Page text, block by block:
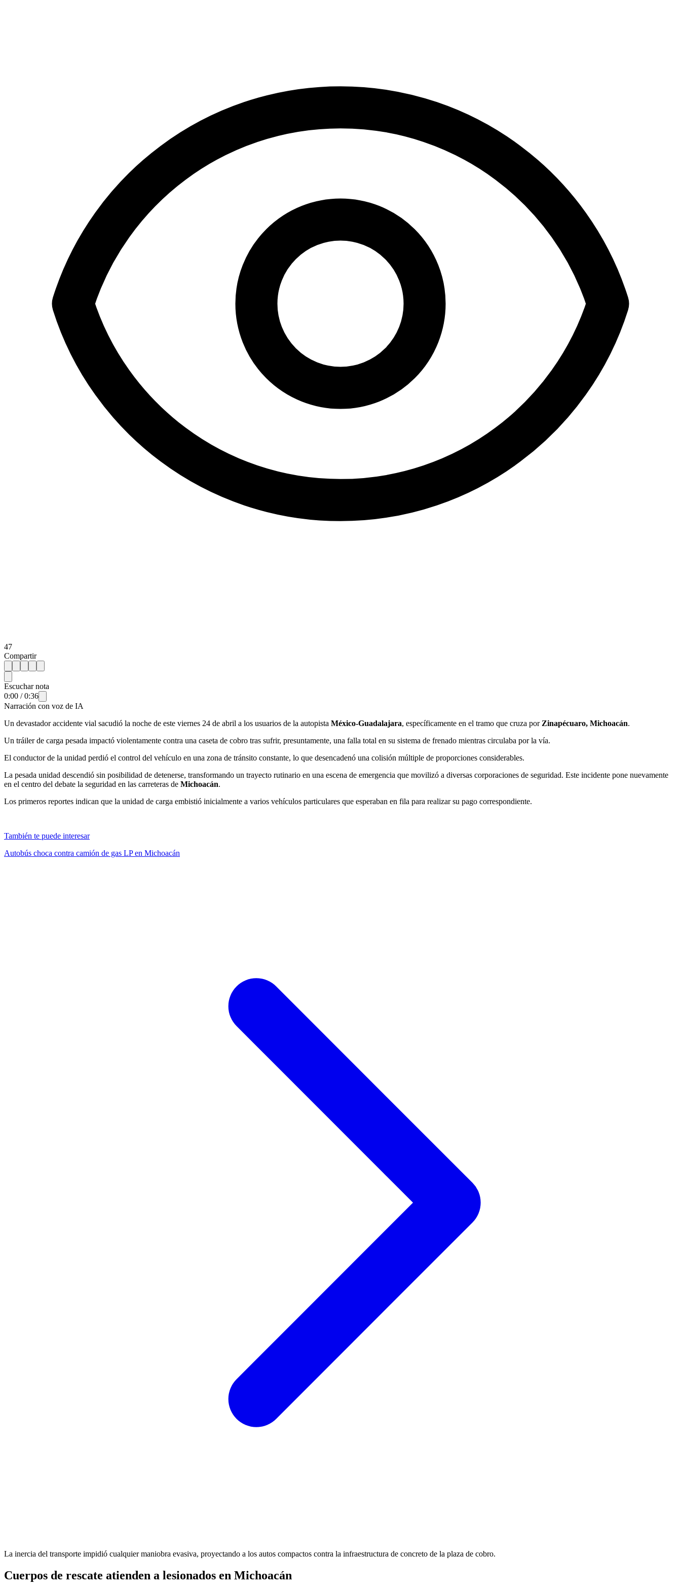
47
Compartir
Escuchar nota
0:00 /0:36
Narración con voz de IA
Un devastador accidente vial sacudió la noche de este viernes 24 de abril a los usuarios de la autopista México-Guadalajara, específicamente en el tramo que cruza porZinapécuaro, Michoacán.
Un tráiler de carga pesada impactó violentamente contra una caseta de cobro tras sufrir, presuntamente, una falla total en su sistema de frenado mientras circulaba por la vía.
El conductor de la unidad perdió el control del vehículo en una zona de tránsito constante, lo que desencadenó una colisión múltiple de proporciones considerables.
La pesada unidad descendió sin posibilidad de detenerse, transformando un trayecto rutinario en una escena de emergencia que movilizó a diversas corporaciones de seguridad. Este incidente pone nuevamente
en el centro del debate la seguridad en las carreteras de Michoacán.
Los primeros reportes indican que la unidad de carga embistió inicialmente a varios vehículos particulares que esperaban en fila para realizar su pago correspondiente.
También te puede interesar
Autobús choca contra camión de gas LP en Michoacán
La inercia del transporte impidió cualquier maniobra evasiva, proyectando a los autos compactos contra la infraestructura de concreto de la plaza de cobro.
Cuerpos de rescate atienden a lesionados en Michoacán